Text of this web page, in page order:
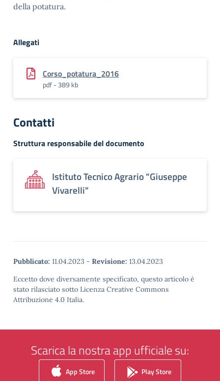
della potatura.
Allegati
Corso_potatura_2016
pdf - 389 kb
Contatti
Struttura responsabile del documento
Istituto Tecnico Agrario "Giuseppe
Vivarelli"
Pubblicato: 11.04.2023 - Revisione: 13.04.2023
Eccetto dove diversamente specificato, questo articolo è
stato rilasciato sotto Licenza Creative Commons
Attribuzione 4.0 Italia.
Scarica la nostra app ufficiale su:
App Store Play Store